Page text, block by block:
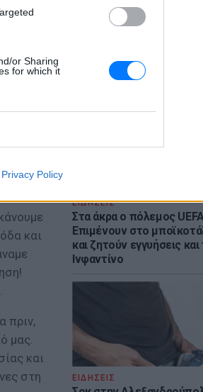
or Sharing
for which it
Privacy Policy
Θέουτα: «Οι κάτοικοι
γεμάτοι αγωνία» - 5.000
παραμένουν στην περιοχή
ΕΙΔΗΣΕΙΣ
Στα άκρα ο πόλεμος
Επιμένουν στο
και ζητούν εγγυήσεις
Ινφαντίνο
ΕΙΔΗΣΕΙΣ
και
πριν,
μας.
και
στη